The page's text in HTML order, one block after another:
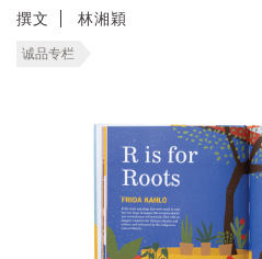
撰文 林湘穎
诚品专栏